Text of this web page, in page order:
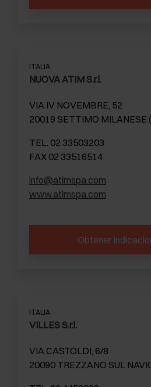
ITALIA
NUOVA ATIM S.r.l.
VIA IV NOVEMBRE, 52
20019 SETTIMO MILANESE
TEL. 02 33503203
FAX 02 33516514
info@atimspa.com
www.atimspa.com
Obtener
ITALIA
VILLES S.r.l.
VIA CASTOLDI, 6/8
20090 TREZZANO SUL